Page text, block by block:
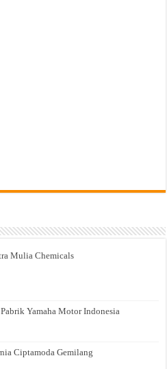
Mulia Chemicals
Yamaha Motor Indonesia
Ciptamoda Gemilang